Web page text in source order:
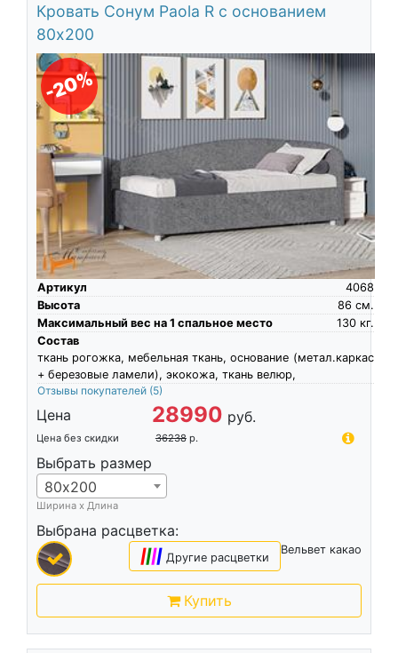
Кровать Сонум Paola R с основанием
80х200
-20%
Артикул
4068
Высота
см.
86
Максимальный вес на 1 спальное место
кг.
130
Состав
ткань рогожка, мебельная ткань, основание (метал.каркас
+ березовые ламели), экокожа, ткань велюр,
Отзывы покупателей (5)
Цена 28990 руб.
Цена без скидки 36238 р.
Выбрать размер
80х200
Ширина х Длина
Выбрана расцветка:
Вельвет какао
|||| Другие расцветки
Купить